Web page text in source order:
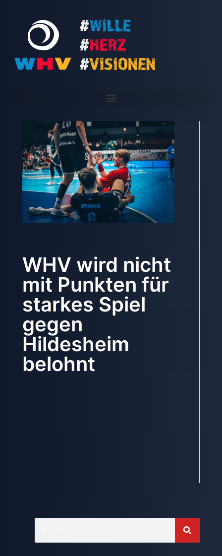
WHV wird nicht
mit Punkten für
starkes Spiel
gegen
Hildesheim
belohnt